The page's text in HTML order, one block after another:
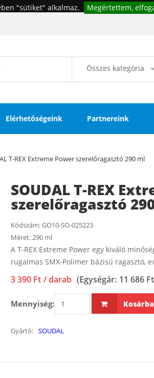
"sütiket" alkalmaz. Megértettem,
Összes kategória
Elérhetőségeink Partnereink
T-REX Extreme Power szerelőragasztó 290 ml
SOUDAL T-REX
szerelőragasztó
Kódszám:GO10-SO-025223
Méret:290 ml
A T-REX Extreme Power egy kiváló
rugalmas SMX-Polimer bázisú ragasztó,
3 390 Ft / darab (Egységár: 11 686
Mennyiség:
Gyártó: SOUDAL